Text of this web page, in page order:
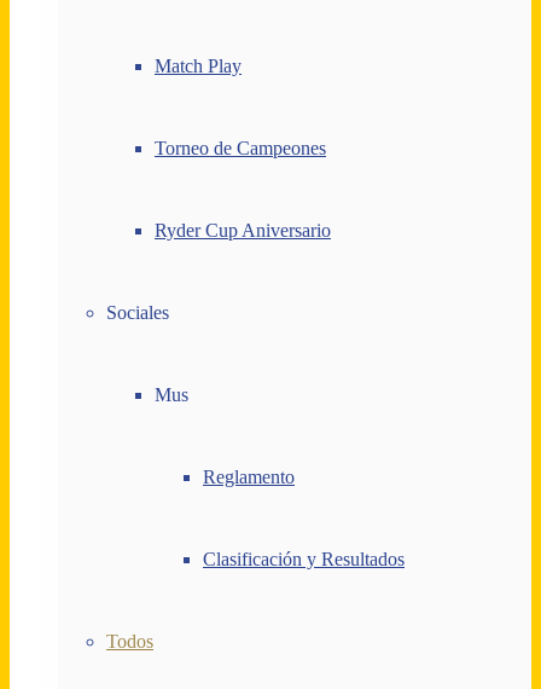
Match Play
Torneo de Campeones
Ryder Cup Aniversario
Sociales
Mus
Reglamento
Clasificación y Resultados
Todos